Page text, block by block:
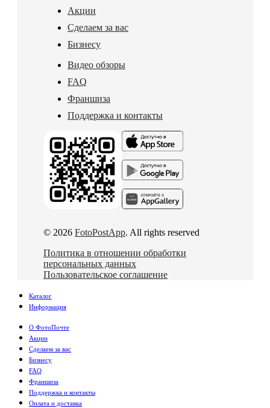
Акции
Сделаем за вас
Бизнесу
Видео обзоры
FAQ
Франшиза
Поддержка и контакты
© 2026 FotoPostApp. All rights reserved
Политика в отношении обработки
персональных данных
Пользовательское соглашение
Каталог
Информация
О ФотоПочте
Акции
Сделаем за вас
Бизнесу
FAQ
Франшиза
Поддержка и контакты
Оплата и доставка